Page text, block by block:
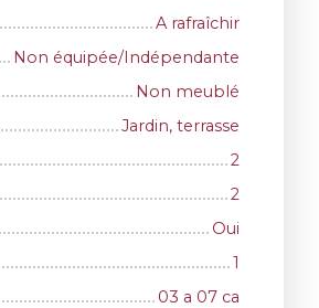
A rafraîchir
Non équipée/Indépendante
Non meublé
Jardin, terrasse
2
2
Oui
1
03 a 07 ca